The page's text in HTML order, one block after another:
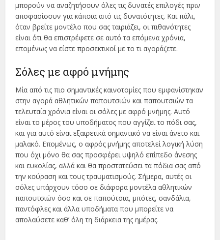
μπορούν να αναζητήσουν όλες τις δυνατές επιλογές πριν
αποφασίσουν για κάποια από τις δυνατότητες. Και πάλι,
όταν βρείτε μοντέλο που σας ταιριάζει, οι πιθανότητες
είναι ότι θα επιστρέφετε σε αυτό τα επόμενα χρόνια,
επομένως να είστε προσεκτικοί με το τι αγοράζετε.
Σόλες με αφρό μνήμης
Μία από τις πιο σημαντικές καινοτομίες που εμφανίστηκαν
στην αγορά αθλητικών παπουτσιών και παπουτσιών τα
τελευταία χρόνια είναι οι σόλες με αφρό μνήμης. Αυτό
είναι το μέρος του υποδήματος που αγγίζει το πόδι σας,
και για αυτό είναι εξαιρετικά σημαντικό να είναι άνετο και
μαλακό. Επομένως, ο αφρός μνήμης αποτελεί λογική λύση
που όχι μόνο θα σας προσφέρει υψηλό επίπεδο άνεσης
και ευκολίας, αλλά και θα προστατεύσει τα πόδια σας από
την κούραση και τους τραυματισμούς. Σήμερα, αυτές οι
σόλες υπάρχουν τόσο σε διάφορα μοντέλα αθλητικών
παπουτσιών όσο και σε παπούτσια, μπότες, σανδάλια,
παντόφλες και άλλα υποδήματα που μπορείτε να
απολαύσετε καθ’ όλη τη διάρκεια της ημέρας.